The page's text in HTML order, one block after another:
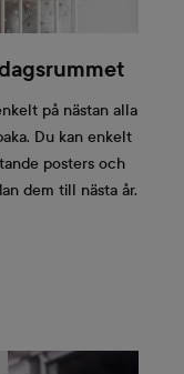
på nästan alla
Du kan enkelt
posters och
dem till nästa år.